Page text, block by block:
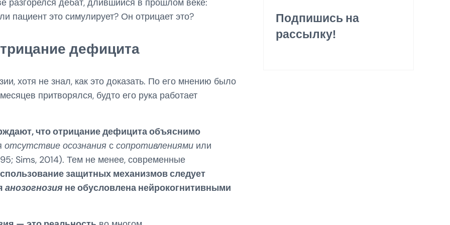
пациент это симулирует? Он отрицает это?
дефицита
хотя не знал, как это доказать. По его мнению было
притворялся, будто его рука работает
что отрицание дефицита объяснимо
отсутствие осознания с сопротивлениями или
Sims, 2014). Тем не менее, современные
защитных механизмов следует
анозогнозия не обусловлена нейрокогнитивными
Подпишись на
рассылку!